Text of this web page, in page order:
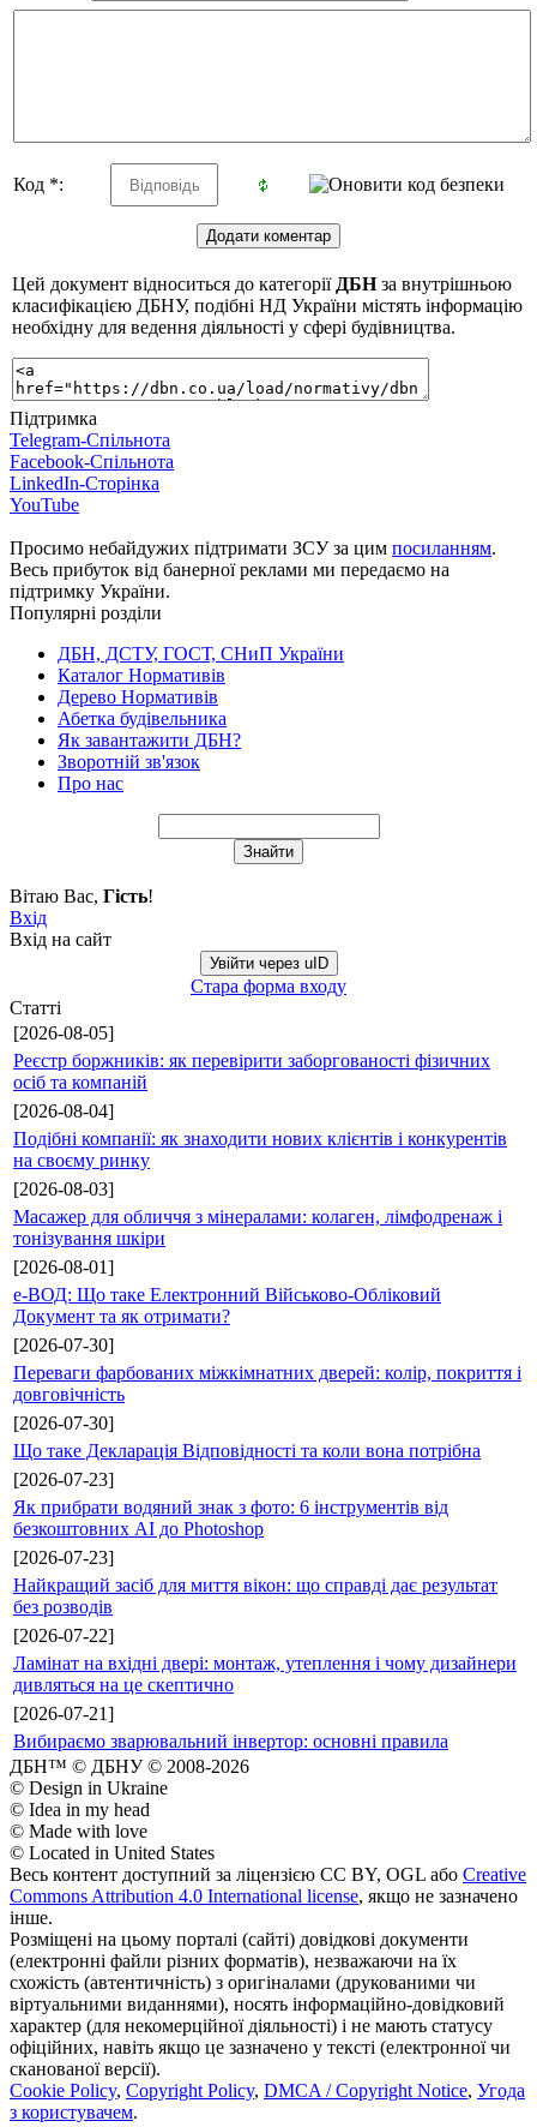
Код *:
Цей документ відноситься до категорії ДБНза внутрішньою
класифікацією ДБНУ, подібні НД України містять інформацію
необхідну для ведення діяльності у сфері будівництва.
Підтримка
Telegram-Спільнота
Facebook-Спільнота
LinkedIn-Сторінка
YouTube
Просимо небайдужих підтримати ЗСУ за цим посиланням.
Весь прибуток від банерної реклами ми передаємо на
підтримку України.
Популярні розділи
ДБН, ДСТУ, ГОСТ, СНиП України
Каталог Нормативів
Дерево Нормативів
Абетка будівельника
Як завантажити ДБН?
Зворотній зв'язок
Про нас
Вітаю Вас, Гість!
Вхід
Вхід на сайт
Увійти через uID
Стара форма входу
Статті
[2026-08-05]
Реєстр боржників: як перевірити заборгованості фізичних
осіб та компаній
[2026-08-04]
Подібні компанії: як знаходити нових клієнтів і конкурентів
на своєму ринку
[2026-08-03]
Масажер для обличчя з мінералами: колаген, лімфодренаж і
тонізування шкіри
[2026-08-01]
е-ВОД: Що таке Електронний Військово-Обліковий
Документ та як отримати?
[2026-07-30]
Переваги фарбованих міжкімнатних дверей: колір, покриття і
довговічність
[2026-07-30]
Що таке Декларація Відповідності та коли вона потрібна
[2026-07-23]
Як прибрати водяний знак з фото: 6 інструментів від
безкоштовних AI до Photoshop
[2026-07-23]
Найкращий засіб для миття вікон: що справді дає результат
без розводів
[2026-07-22]
Ламінат на вхідні двері: монтаж, утеплення і чому дизайнери
дивляться на це скептично
[2026-07-21]
Вибираємо зварювальний інвертор: основні правила
ДБН™ © ДБНУ © 2008-2026
© Design in Ukraine
© Idea in my head
© Made with love
© Located in United States
Весь контент доступний за ліцензією CC BY, OGL або Creative
Commons Attribution 4.0 International license, якщо не зазначено
інше.
Розміщені на цьому порталі (сайті) довідкові документи
(електронні файли різних форматів), незважаючи на їх
схожість (автентичність) з оригіналами (друкованими чи
віртуальними виданнями), носять інформаційно-довідковий
характер (для некомерційної діяльності) і не мають статусу
офіційних, навіть якщо це зазначено у тексті (електронної чи
сканованої версії).
Cookie Policy, Copyright Policy, DMCA / Copyright Notice, Угода
з користувачем.